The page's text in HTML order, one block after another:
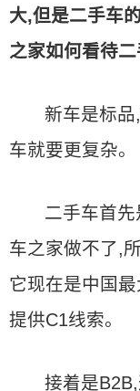
大,但是二手车
之家如何看待
新车是标
车就要更复杂。
二手车首
车之家做不了,
它现在是中国
提供C1线索。
接着是